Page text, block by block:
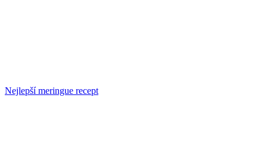
Nejlepší meringue recept